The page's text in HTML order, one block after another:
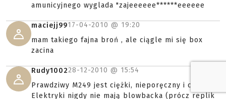
amunicyjnego wyglada "zajeeeeee******eeeeee
maciejj9917-04-2010 @ 19:20
mam takiego fajna broń , ale ciągle mi się box
zacina
Rudy100228-12-2010 @ 15:54
Prawdziwy M249 jest ciężki, nieporęczny i ciężki.
Elektryki nigdy nie mają blowbacka (prócz replik